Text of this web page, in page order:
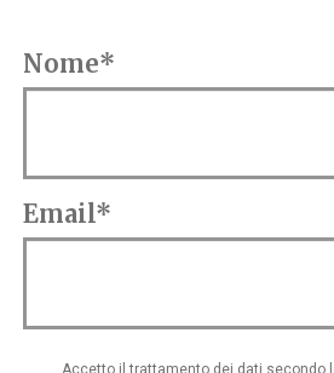
Nome*
Email*